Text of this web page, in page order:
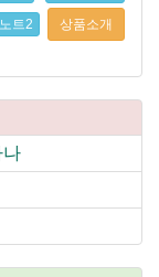
트2 상품소개
나